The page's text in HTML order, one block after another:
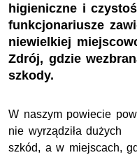
higieniczne i
funkcjonariusze
niewielkiej
Zdrój, gdzie
szkody.
W naszym powiecie
nie wyrządziła dużych
szkód, a w miejscach,